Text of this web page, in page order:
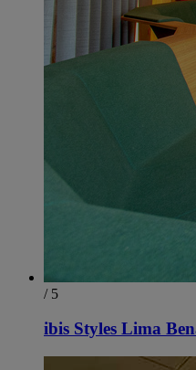
/ 5
ibis Styles Lima